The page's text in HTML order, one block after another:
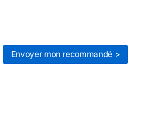
Envoyer mon recommandé >